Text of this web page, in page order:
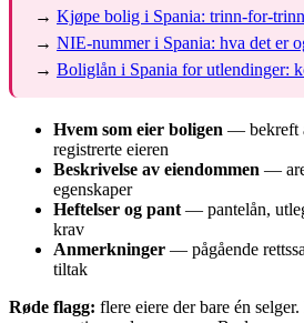
→ Kjøpe bolig i Spania: trinn-for-
→ NIE-nummer i Spania: hva det er
→ Boliglån i Spania for utlendinger:
Hvem som eier boligen — bekreft
registrerte eieren
Beskrivelse av eiendommen —
egenskaper
Heftelser og pant — pantelån,
krav
Anmerkninger — pågående
tiltak
Røde flagg: flere eiere der bare én